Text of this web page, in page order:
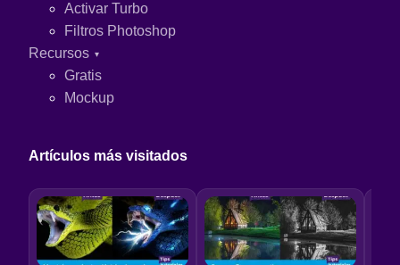
Activar Turbo
Filtros Photoshop
Recursos
Gratis
Mockup
Artículos más visitados